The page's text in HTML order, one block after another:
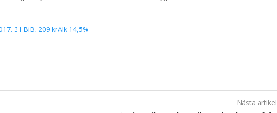
3 l BiB, 209 krAlk 14,5%
Nästa artikel